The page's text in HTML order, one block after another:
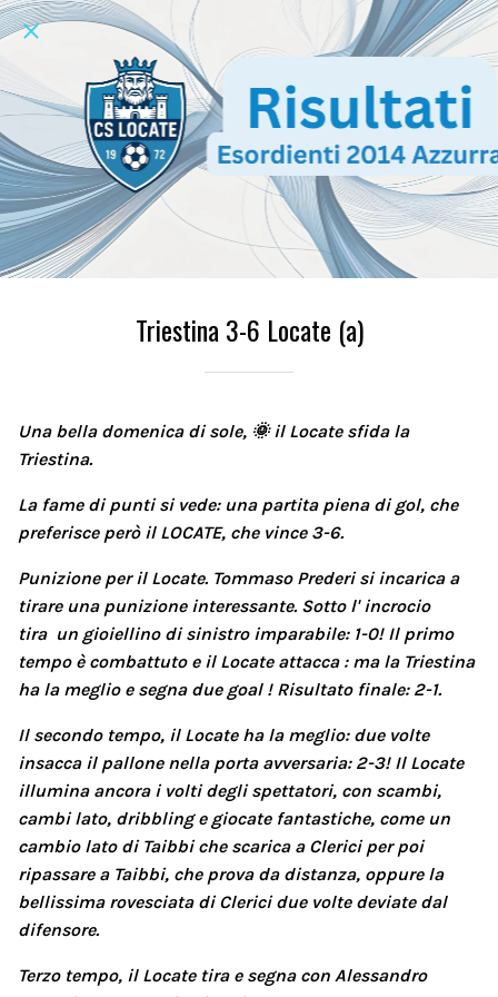
Triestina 3-6 Locate (a)
Una bella domenica di sole, 🌞 il Locate sfida la
Triestina.
La fame di punti si vede: una partita piena di gol, che
preferisce però il LOCATE, che vince 3-6.
Punizione per il Locate. Tommaso Prederi si incarica a
tirare una punizione interessante. Sotto l' incrocio
tira un gioiellino di sinistro imparabile: 1-0! Il primo
tempo è combattuto e il Locate attacca : ma la Triestina
ha la meglio e segna due goal ! Risultato finale: 2-1.
Il secondo tempo, il Locate ha la meglio: due volte
insacca il pallone nella porta avversaria: 2-3! Il Locate
illumina ancora i volti degli spettatori, con scambi,
cambi lato, dribbling e giocate fantastiche, come un
cambio lato di Taibbi che scarica a Clerici per poi
ripassare a Taibbi, che prova da distanza, oppure la
bellissima rovesciata di Clerici due volte deviate dal
difensore.
Terzo tempo, il Locate tira e segna con Alessandro